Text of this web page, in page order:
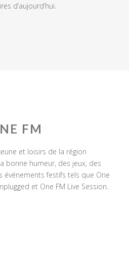
d’aujourd’hui.
FM
et loisirs de la région
bonne humeur, des jeux, des
événements festifs tels que One
et One FM Live Session.